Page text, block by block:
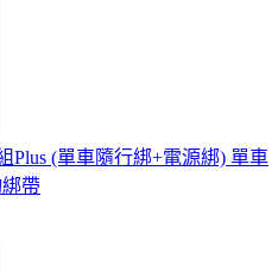
Plus (單車隨行綁+電源綁) 單車
帶